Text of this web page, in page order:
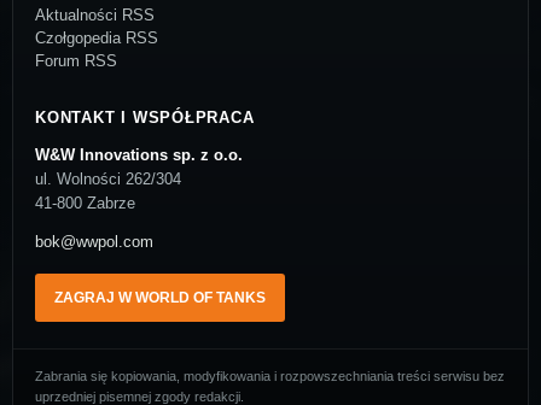
Aktualności RSS
Czołgopedia RSS
Forum RSS
KONTAKT I WSPÓŁPRACA
W&W Innovations sp. z o.o.
ul. Wolności 262/304
41-800 Zabrze
bok@wwpol.com
ZAGRAJ W WORLD OF TANKS
Zabrania się kopiowania, modyfikowania i rozpowszechniania treści serwisu bez
uprzedniej pisemnej zgody redakcji.